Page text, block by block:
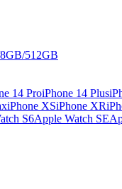
512GB
14 ProiPhone 14 Plus
iPhone XSiPhone XR
S6Apple Watch SE